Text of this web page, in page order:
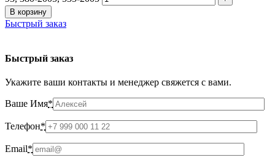
В корзину
Быстрый заказ
Быстрый заказ
Укажите ваши контакты и менеджер свяжется с вами.
Ваше Имя*
Телефон*
Email*